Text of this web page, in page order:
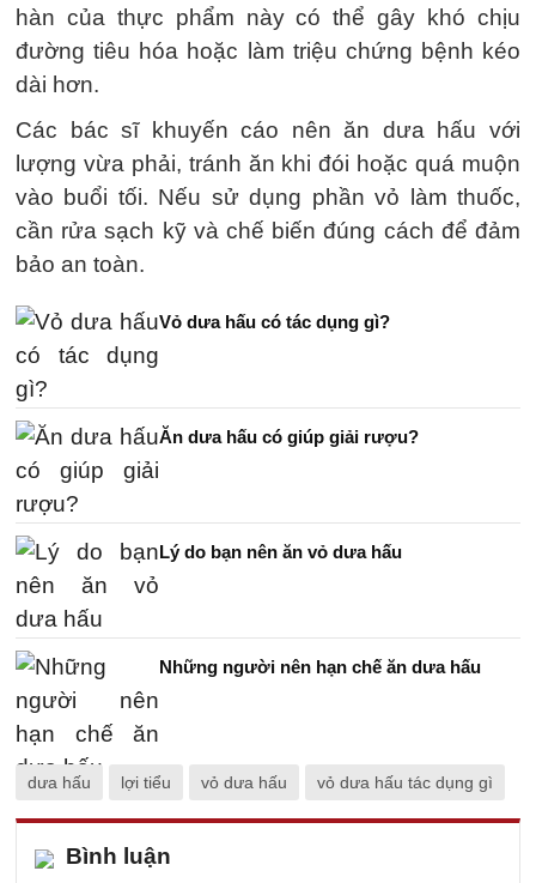
hàn của thực phẩm này có thể gây khó chịu
đường tiêu hóa hoặc làm triệu chứng bệnh kéo
dài hơn.
Các bác sĩ khuyến cáo nên ăn dưa hấu với
lượng vừa phải, tránh ăn khi đói hoặc quá muộn
vào buổi tối. Nếu sử dụng phần vỏ làm thuốc,
cần rửa sạch kỹ và chế biến đúng cách để đảm
bảo an toàn.
Vỏ dưa hấu có tác dụng gì?
Ăn dưa hấu có giúp giải rượu?
Lý do bạn nên ăn vỏ dưa hấu
Những người nên hạn chế ăn dưa hấu
dưa hấu lợi tiểu vỏ dưa hấu vỏ dưa hấu tác dụng gì
Bình luận